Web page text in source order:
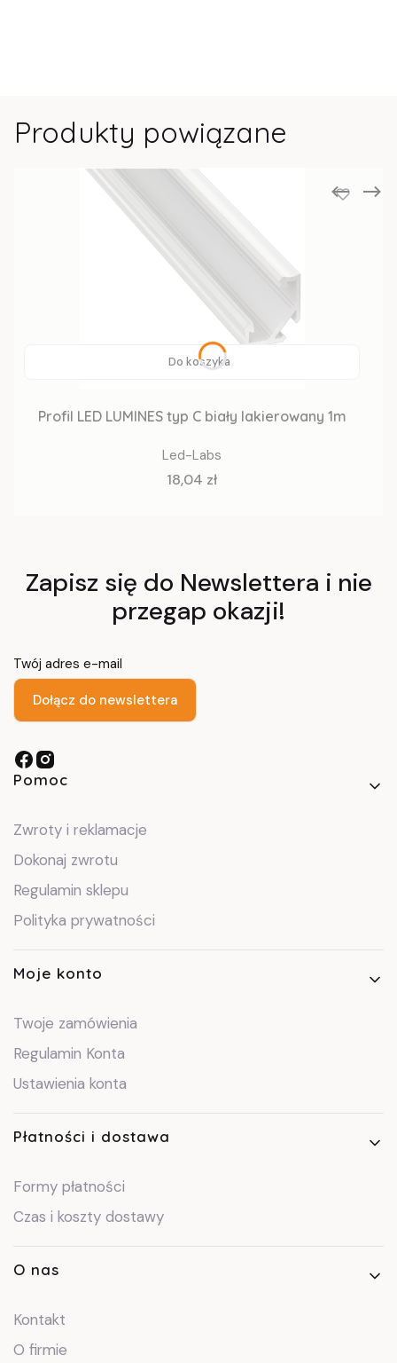
Produkty powiązane
Do koszyka
Profil LED LUMINES typ C biały lakierowany 1m
Led-Labs
Cena
18,04 zł
Zapisz się do Newslettera i nie
przegap okazji!
Twój adres e-mail
Dołącz do newslettera
Linki w stopce
Pomoc
Zwroty i reklamacje
Dokonaj zwrotu
Regulamin sklepu
Polityka prywatności
Moje konto
Twoje zamówienia
Regulamin Konta
Ustawienia konta
Płatności i dostawa
Formy płatności
Czas i koszty dostawy
O nas
Kontakt
O firmie